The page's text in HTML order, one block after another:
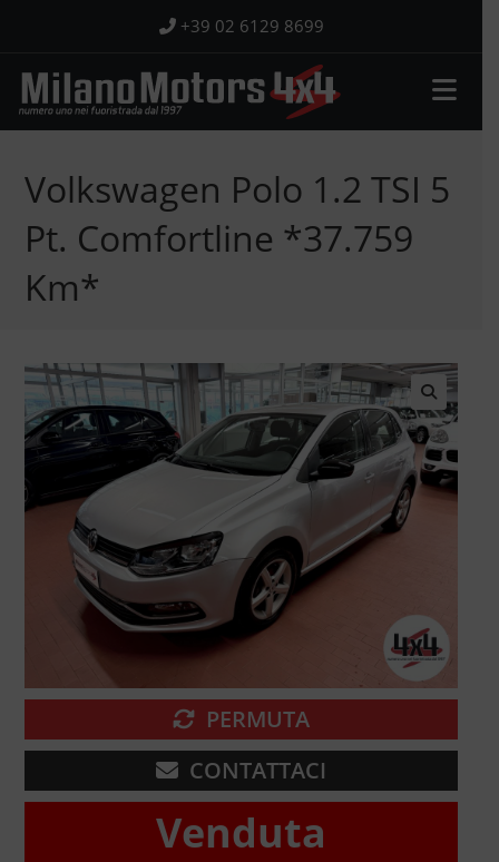
contenuto
+39 02 6129 8699
Volkswagen Polo 1.2 TSI 5
Pt. Comfortline *37.759
Km*
🔍
PERMUTA
CONTATTACI
Venduta